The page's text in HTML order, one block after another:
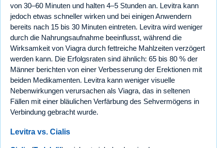
von 30–60 Minuten und halten 4–5 Stunden an. Levitra kann
jedoch etwas schneller wirken und bei einigen Anwendern
bereits nach 15 bis 30 Minuten eintreten. Levitra wird weniger
durch die Nahrungsaufnahme beeinflusst, während die
Wirksamkeit von Viagra durch fettreiche Mahlzeiten verzögert
werden kann. Die Erfolgsraten sind ähnlich: 65 bis 80 % der
Männer berichten von einer Verbesserung der Erektionen mit
beiden Medikamenten. Levitra kann weniger visuelle
Nebenwirkungen verursachen als Viagra, das in seltenen
Fällen mit einer bläulichen Verfärbung des Sehvermögens in
Verbindung gebracht wurde.
Levitra vs. Cialis